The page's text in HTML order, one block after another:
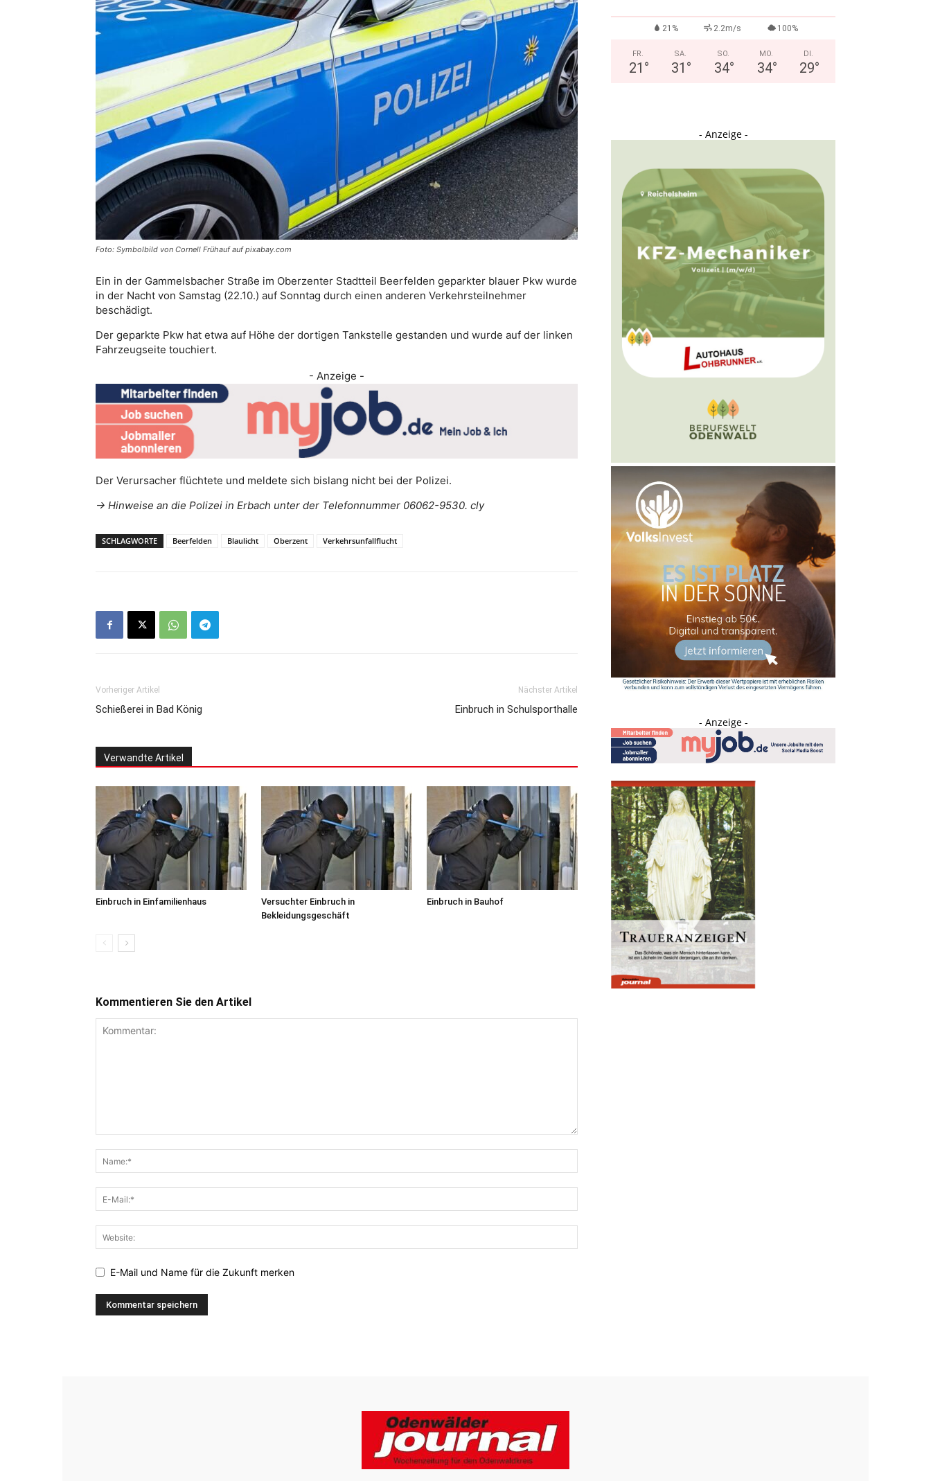
Foto: Symbolbild von Cornell Frühauf auf pixabay.com
Ein in der Gammelsbacher Straße im Oberzenter Stadtteil Beerfelden geparkter blauer Pkw wurde
in der Nacht von Samstag (22.10.) auf Sonntag durch einen anderen Verkehrsteilnehmer
beschädigt.
Der geparkte Pkw hat etwa auf Höhe der dortigen Tankstelle gestanden und wurde auf der linken
Fahrzeugseite touchiert.
- Anzeige -
Der Verursacher flüchtete und meldete sich bislang nicht bei der Polizei.
-> Hinweise an die Polizei in Erbach unter der Telefonnummer 06062-9530. cly
SCHLAGWORTE Beerfelden Blaulicht Oberzent Verkehrsunfallflucht
Vorheriger Artikel
Schießerei in Bad König
Nächster Artikel
Einbruch in Schulsporthalle
Verwandte Artikel
Einbruch in Einfamilienhaus
Versuchter Einbruch in
Bekleidungsgeschäft
Einbruch in Bauhof
Kommentieren Sie den Artikel
E-Mail und Name für die Zukunft merken
21% 2.2m/s 100%
FR.
21 °
SA.
31 °
SO.
34°
MO.
34°
DI.
29°
- Anzeige -
- Anzeige -